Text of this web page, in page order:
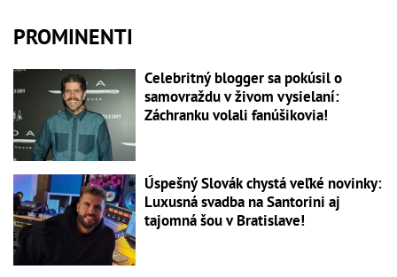
PROMINENTI
Celebritný blogger sa pokúsil o
samovraždu v živom vysielaní:
Záchranku volali fanúšikovia!
Úspešný Slovák chystá veľké novinky:
Luxusná svadba na Santorini aj
tajomná šou v Bratislave!